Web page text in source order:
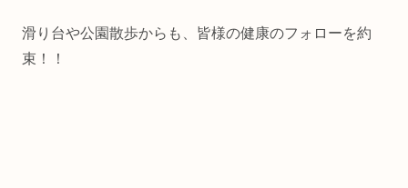
滑り台や公園散歩からも、皆様の健康のフォローを約
束！！